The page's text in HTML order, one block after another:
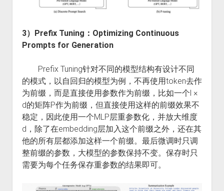
3）Prefix Tuning：Optimizing Continuous
Prompts for Generation
Prefix Tuning针对不同的模型结构有设计不同
的模式，以自回归的模型为例，不再使用token去作
为前缀，而是直接使用参数作为前缀，比如一个l ×
d的矩阵P作为前缀，但直接使用这样的前缀效果不
稳定，因此使用一个MLP层重参数化，并放大维度
d，除了在embedding层加入这个前缀之外，还在其
他的所有层都添加这样一个前缀。最后微调时只调
整前缀的参数，大模型的参数保持不变。保存时只
需要为每个任务保存重参数的结果即可。